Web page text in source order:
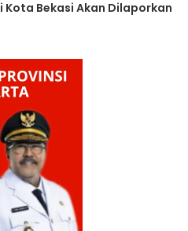
Kota Bekasi Akan Dilaporkan